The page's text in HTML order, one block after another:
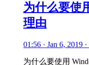
为什么要使
理由
01:56 · Jan 6, 2019 ·
为什么要使用